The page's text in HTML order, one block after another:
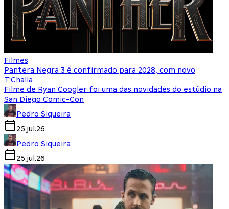
Filmes
Pantera Negra 3 é confirmado para 2028, com novo
T'Challa
Filme de Ryan Coogler foi uma das novidades do estúdio na
San Diego Comic-Con
Pedro Siqueira
25.jul.26
Pedro Siqueira
25.jul.26